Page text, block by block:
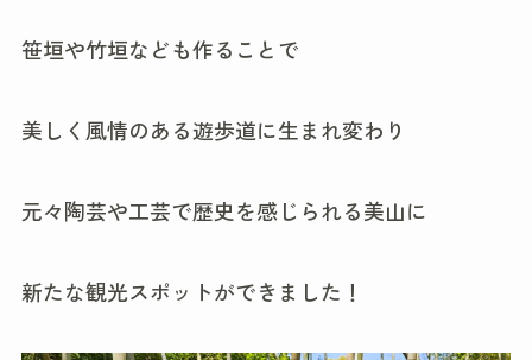
笹垣や竹垣なども作ることで
美しく風情のある遊歩道に生まれ変わり
元々陶芸や工芸で歴史を感じられる美山に
新たな観光スポットができました！